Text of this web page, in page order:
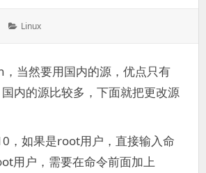
分
Linux
当然要用国内的源，优点只有
内的源比较多，下面就把更改源
，如果是root用户，直接输入命
用户，需要在命令前面加上